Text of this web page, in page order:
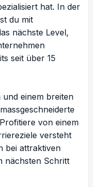
hat. In der
du mit
nächste Level,
seit über 15
einem breiten
von einem
versteht
bei attraktiven
nächsten Schritt